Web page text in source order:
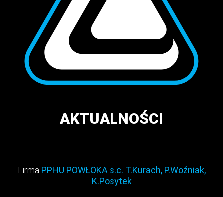
AKTUALNOŚCI
Firma PPHU POWŁOKA s.c. T.Kurach, P.Woźniak,
K.Posytek